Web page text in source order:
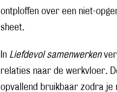
ontploffen over een niet-
sheet.
In Liefdevol samenwerken
relaties naar de werkvloer.
opvallend bruikbaar zodra je